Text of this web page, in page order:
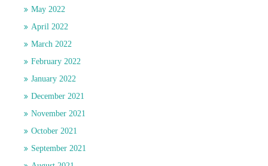
May 2022
April 2022
March 2022
February 2022
January 2022
December 2021
November 2021
October 2021
September 2021